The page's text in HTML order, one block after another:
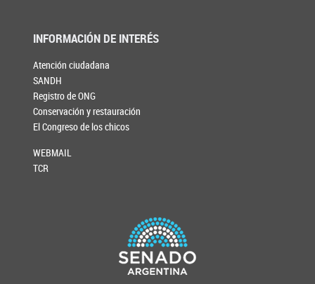
INFORMACIÓN DE INTERÉS
Atención ciudadana
SANDH
Registro de ONG
Conservación y restauración
El Congreso de los chicos
WEBMAIL
TCR